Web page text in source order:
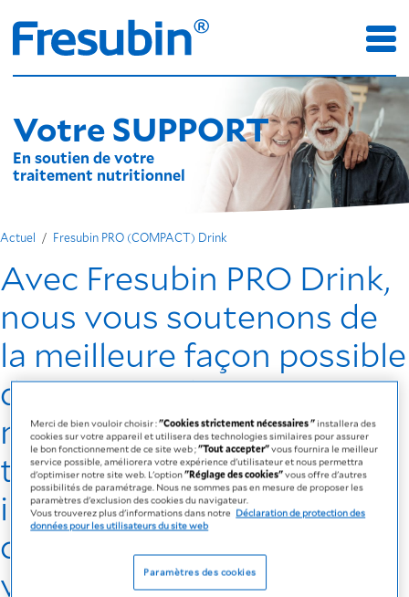
Votre SUPPORT
En soutien de votre
traitement nutritionnel
Actuel Fresubin PRO (COMPACT) Drink
Avec Fresubin PRO Drink,
nous vous soutenons de
la meilleure façon possible
dans votre thérapie
nutritionnelle. Vous
trouverez ci-dessous des
informations et des
conseils pour favoriser
votre bien-être général.
Merci de bien vouloir choisir :"Cookies strictement nécessaires " installera des
cookies sur votre appareil et utilisera des technologies similaires pour assurer
le bon fonctionnement de ce site web ;"Tout accepter"vous fournira le meilleur
service possible, améliorera votre expérience d'utilisateur et nous permettra
d'optimiser notre site web. L'option"Réglage des cookies"vous offre d'autres
possibilités de paramétrage. Nous ne sommes pas en mesure de proposer les
paramètres d'exclusion des cookies du navigateur.
Vous trouverez plus d'informations dans notre Déclaration de protection des
données pour les utilisateurs du site web
Paramètres des cookies